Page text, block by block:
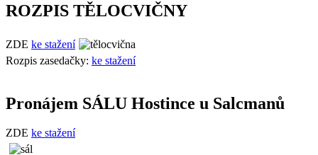
ROZPIS TĚLOCVIČNY
ZDE ke stažení
Rozpis zasedačky: ke stažení
Pronájem SÁLU Hostince u Salcmanů
ZDE ke stažení